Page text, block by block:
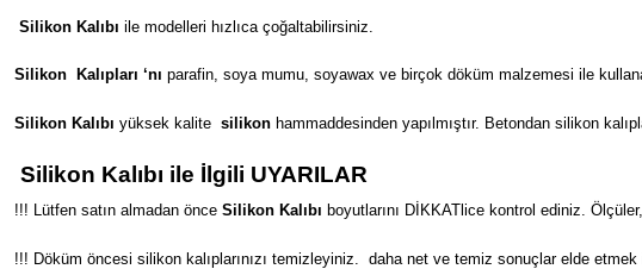
Silikon Kalıbı ile modelleri hızlıca çoğaltabilirsiniz.
Silikon Kalıpları ‘nı parafin, soya mumu, soyawax ve birçok döküm malzemesi ile
Silikon Kalıbı yüksek kalite silikon hammaddesinden yapılmıştır. Betondan silikon
Silikon Kalıbı ile İlgili UYARILAR
!!! Lütfen satın almadan önce Silikon Kalıbı boyutlarını DİKKATlice kontrol ediniz. Ölçüler,
!!! Döküm öncesi silikon kalıplarınızı temizleyiniz. daha net ve temiz sonuçlar elde etmek